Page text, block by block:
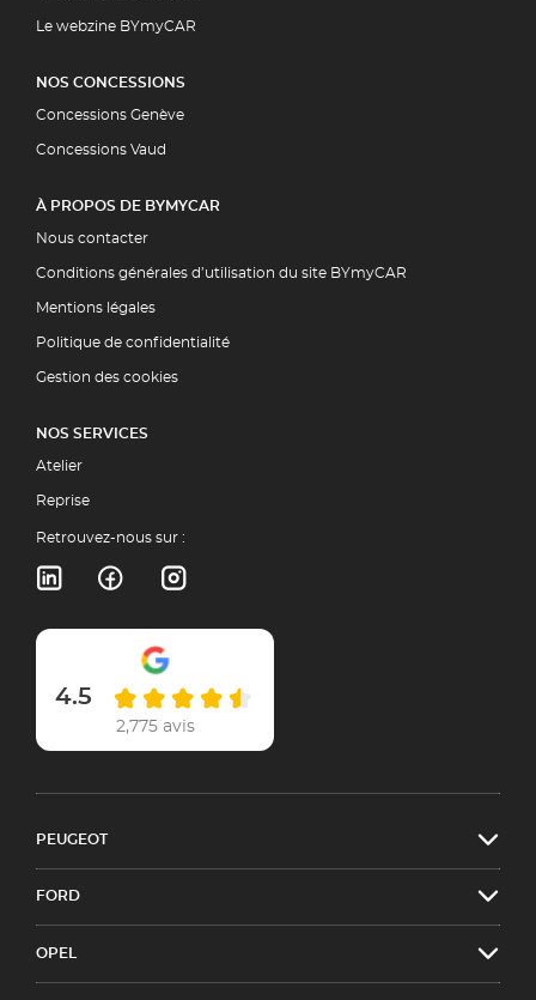
Le webzine BYmyCAR
NOS CONCESSIONS
Concessions Genève
Concessions Vaud
À PROPOS DE BYMYCAR
Nous contacter
Conditions générales d’utilisation du site BYmyCAR
Mentions légales
Politique de confidentialité
Gestion des cookies
NOS SERVICES
Atelier
Reprise
Retrouvez-nous sur :
4.5
2,775 avis
PEUGEOT
FORD
OPEL